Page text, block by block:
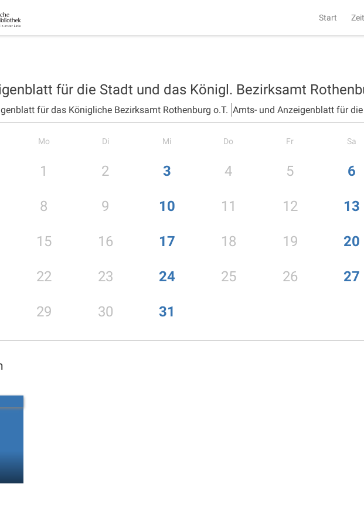
Start
für die Stadt und das Königl. Bezirksamt
für das Königliche Bezirksamt Rothenburg o.T. Amts- und Anzeigenblatt für
Mo Di Mi Do Fr Sa
1 2 3 4 5 6
8 9 10 11 12 13
15 16 17 18 19 20
22 23 24 25 26 27
29 30 31